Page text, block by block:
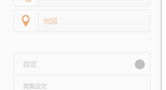
地図
設定
閲覧設定